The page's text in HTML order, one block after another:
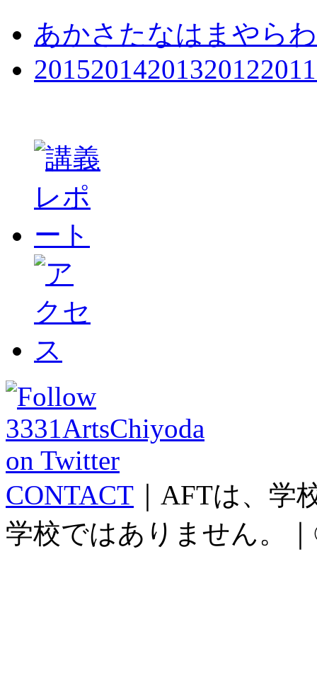
あかさ たなは ま や らわ
20152014201320122011
CONTACT ｜AFTは、
学校ではありません。